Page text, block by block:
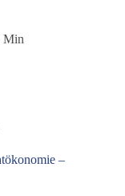
Min
–